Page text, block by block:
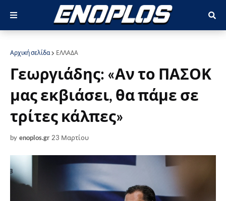
Αρχική σελίδα ΕΛΛΑΔΑ
Γεωργιάδης: «Αν το ΠΑΣΟΚ
μας εκβιάσει, θα πάμε σε
τρίτες κάλπες»
by enoplos.gr 23 Μαρτίου